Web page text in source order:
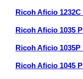
Ricoh Aficio
Ricoh Aficio 1035
Ricoh Aficio
Ricoh Aficio 1045